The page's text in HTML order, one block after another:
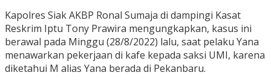
Kapolres Siak AKBP Ronal Sumaja di dampingi Kasat
Reskrim Iptu Tony Prawira mengungkapkan, kasus ini
berawal pada Minggu (28/8/2022) lalu, saat pelaku Yana
menawarkan pekerjaan di kafe kepada saksi UMI, karena
diketahui M alias Yana berada di Pekanbaru.